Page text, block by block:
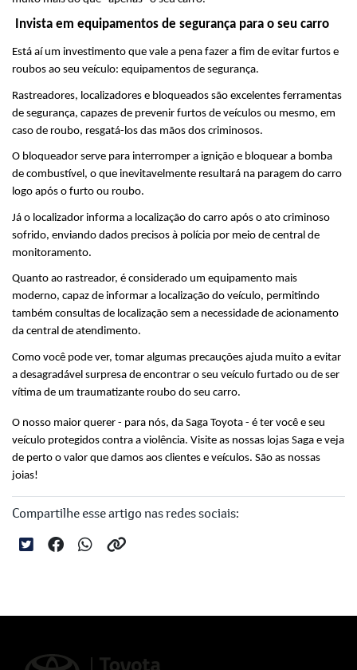
Invista em equipamentos de segurança para o seu carro
Está aí um investimento que vale a pena fazer a fim de evitar furtos e
roubos ao seu veículo: equipamentos de segurança.
Rastreadores, localizadores e bloqueados são excelentes ferramentas
de segurança, capazes de prevenir furtos de veículos ou mesmo, em
caso de roubo, resgatá-los das mãos dos criminosos.
O bloqueador serve para interromper a ignição e bloquear a bomba
de combustível, o que inevitavelmente resultará na paragem do carro
logo após o furto ou roubo.
Já o localizador informa a localização do carro após o ato criminoso
sofrido, enviando dados precisos à polícia por meio de central de
monitoramento.
Quanto ao rastreador, é considerado um equipamento mais
moderno, capaz de informar a localização do veículo, permitindo
também consultas de localização sem a necessidade de acionamento
da central de atendimento.
Como você pode ver, tomar algumas precauções ajuda muito a evitar
a desagradável surpresa de encontrar o seu veículo furtado ou de ser
vítima de um traumatizante roubo do seu carro.
O nosso maior querer - para nós, da Saga Toyota - é ter você e seu
veículo protegidos contra a violência. Visite as nossas lojas Saga e veja
de perto o valor que damos aos clientes e veículos. São as nossas
joias!
Compartilhe esse artigo nas redes sociais: